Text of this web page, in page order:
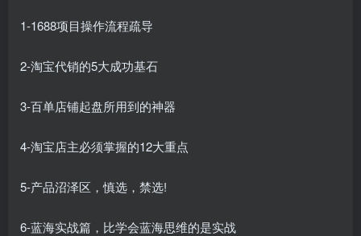
1-1688项目操作流程疏导
2-淘宝代销的5大成功基石
3-百单店铺起盘所用到的神器
4-淘宝店主必须掌握的12大重点
5-产品沼泽区，慎选，禁选!
6-蓝海实战篇，比学会蓝海思维的是实战